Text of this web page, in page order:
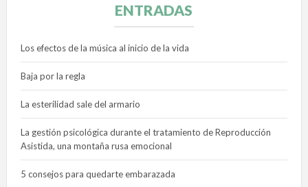
ENTRADAS
Los efectos de la música al inicio de la vida
Baja por la regla
La esterilidad sale del armario
La gestión psicológica durante el tratamiento de Reproducción
Asistida, una montaña rusa emocional
5 consejos para quedarte embarazada